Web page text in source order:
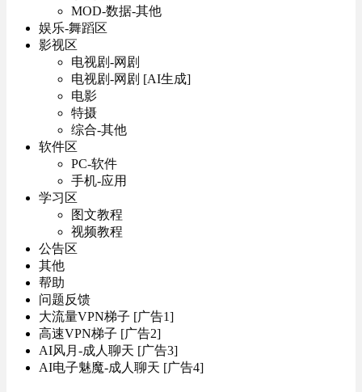
MOD-数据-其他
娱乐-舞蹈区
影视区
电视剧-网剧
电视剧-网剧 [AI生成]
电影
特摄
综合-其他
软件区
PC-软件
手机-应用
学习区
图文教程
视频教程
公告区
其他
帮助
问题反馈
大流量VPN梯子 [广告1]
高速VPN梯子 [广告2]
AI风月-成人聊天 [广告3]
AI电子魅魔-成人聊天 [广告4]